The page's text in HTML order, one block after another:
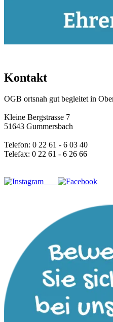
Kontakt
OGB ortsnah gut begleitet in
Kleine Bergstrasse 7
51643 Gummersbach
Telefon: 0 22 61 - 6 03 40
Telefax: 0 22 61 - 6 26 66